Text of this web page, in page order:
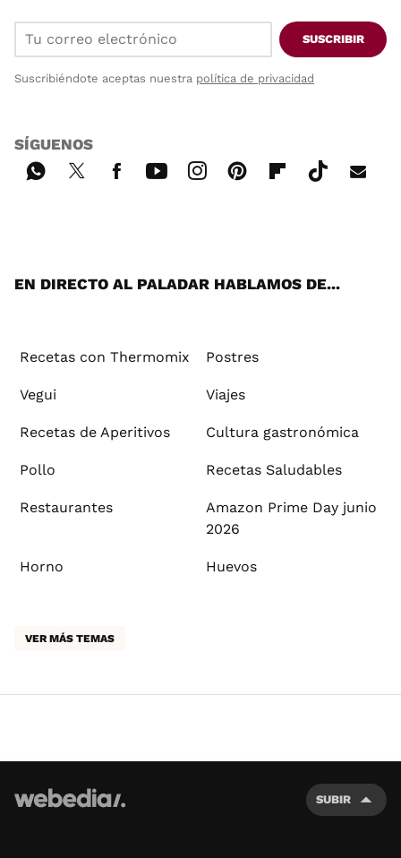
SUSCRIBIR
Suscribiéndote aceptas nuestra política de privacidad
SÍGUENOS
EN DIRECTO AL PALADAR HABLAMOS DE...
Recetas con Thermomix Postres
Vegui Viajes
Recetas de Aperitivos Cultura gastronómica
Pollo Recetas Saludables
Restaurantes
Amazon Prime Day junio
2026
Horno Huevos
VER MÁS TEMAS
SUBIR